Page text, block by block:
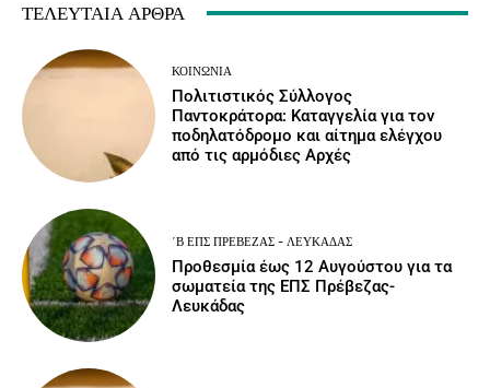
ΤΕΛΕΥΤΑΊΑ ΆΡΘΡΑ
ΚΟΙΝΩΝΙΑ
Πολιτιστικός Σύλλογος
Παντοκράτορα: Καταγγελία για τον
ποδηλατόδρομο και αίτημα ελέγχου
από τις αρμόδιες Αρχές
΄Β ΕΠΣ ΠΡΈΒΕΖΑΣ - ΛΕΥΚΆΔΑΣ
Προθεσμία έως 12 Αυγούστου για τα
σωματεία της ΕΠΣ Πρέβεζας-
Λευκάδας